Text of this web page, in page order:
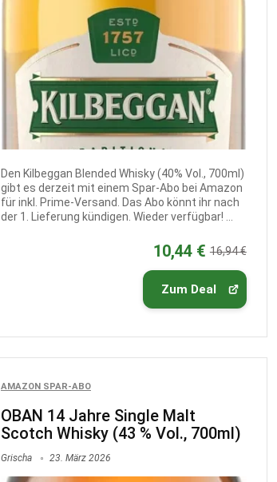
Den Kilbeggan Blended Whisky (40% Vol., 700ml)
gibt es derzeit mit einem Spar-Abo bei Amazon
für inkl. Prime-Versand. Das Abo könnt ihr nach
der 1. Lieferung kündigen. Wieder verfügbar! ...
10,44 € 16,94 €
Zum Deal
AMAZON SPAR-ABO
OBAN 14 Jahre Single Malt
Scotch Whisky (43 % Vol., 700ml)
Grischa 23. März 2026